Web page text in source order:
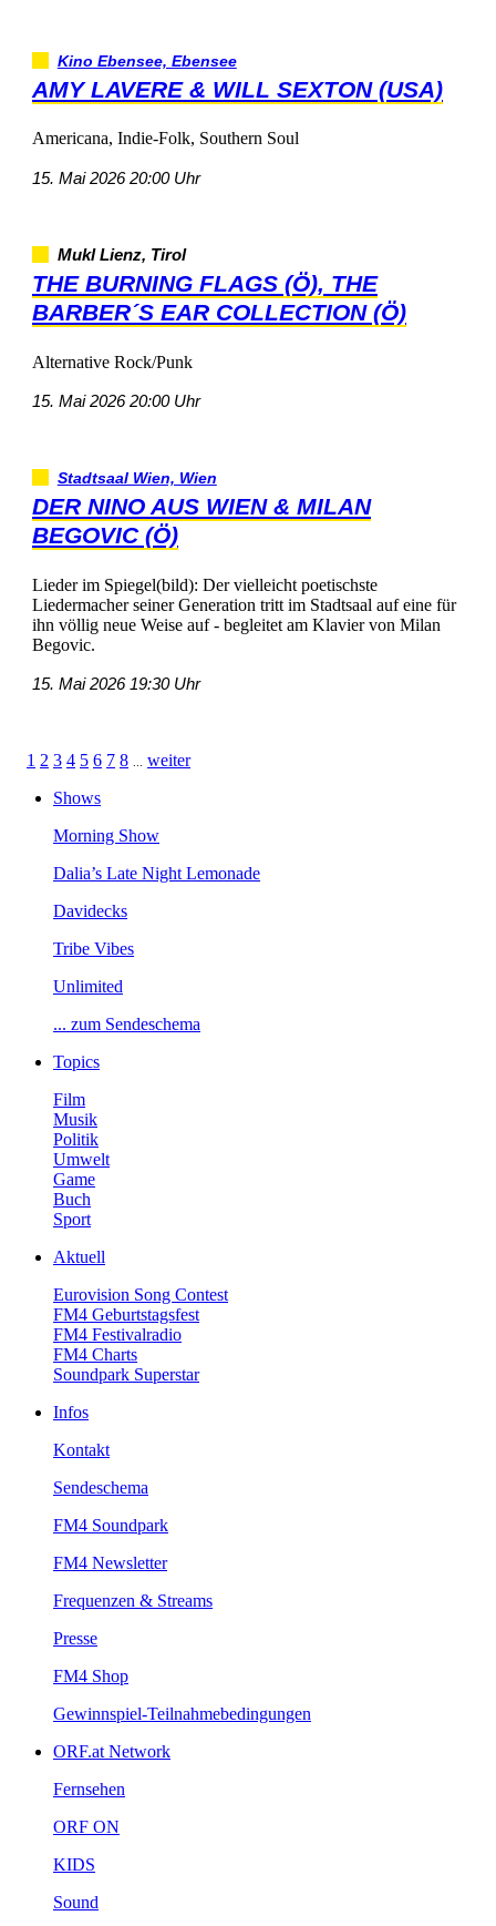
KinoEbensee,Ebensee
AMYLAVERE&WILLSEXTON(USA)
Americana,Indie-Folk,SouthernSoul
15.Mai202620:00Uhr
MuklLienz,Tirol
THEBURNINGFLAGS(Ö),THE
BARBER´SEARCOLLECTION(Ö)
AlternativeRock/Punk
15.Mai202620:00Uhr
StadtsaalWien,Wien
DERNINOAUSWIEN&MILAN
BEGOVIC(Ö)
LiederimSpiegel(bild):Dervielleichtpoetischste
LiedermacherseinerGenerationtrittimStadtsaalaufeinefür
ihnvölligneueWeiseauf-begleitetamKlaviervonMilan
Begovic.
15.Mai202619:30Uhr
1 2 3 4 5 6 7 8
weiter
Shows
MorningShow
Dalia’sLateNightLemonade
Davidecks
TribeVibes
Unlimited
...zumSendeschema
Topics
Film
Musik
Politik
Umwelt
Game
Buch
Sport
Aktuell
EurovisionSongContest
FM4Geburtstagsfest
FM4Festivalradio
FM4Charts
SoundparkSuperstar
Infos
Kontakt
Sendeschema
FM4Soundpark
FM4Newsletter
Frequenzen&Streams
Presse
FM4Shop
Gewinnspiel-Teilnahmebedingungen
ORF.atNetwork
Fernsehen
ORFON
KIDS
Sound